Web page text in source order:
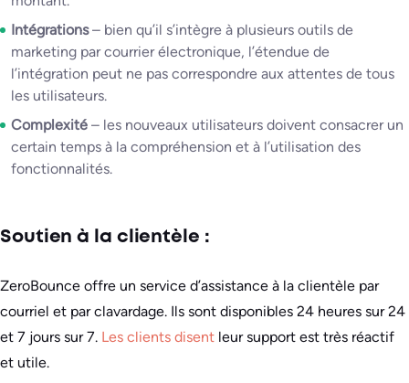
Intégrations– bien qu’il s’intègre à plusieurs outils de
marketing par courrier électronique, l’étendue de
l’intégration peut ne pas correspondre aux attentes de tous
les utilisateurs.
Complexité – les nouveaux utilisateurs doivent consacrer un
certain temps à la compréhension et à l’utilisation des
fonctionnalités.
Soutien à la clientèle :
ZeroBounce offre un service d’assistance à la clientèle par
courriel et par clavardage. Ils sont disponibles 24 heures sur 24
et 7 jours sur 7. Les clients disent leur support est très réactif
et utile.